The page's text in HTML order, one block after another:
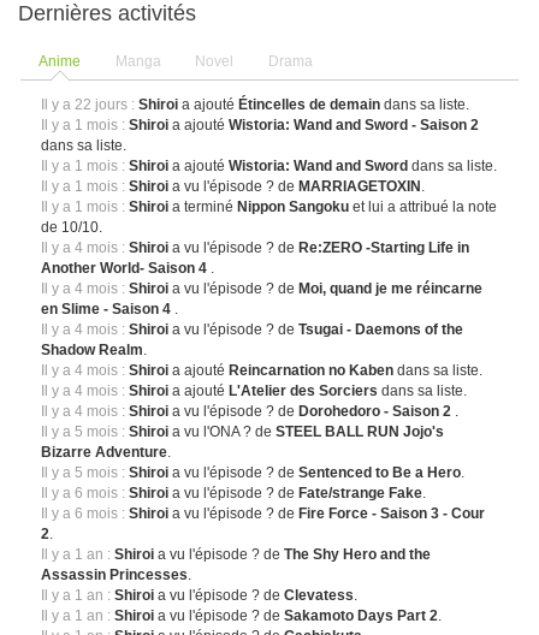
Dernières activités
Anime Manga Novel Drama
Il y a 22 jours : Shiroi a ajouté Étincelles de demain dans sa liste.
Il y a 1 mois : Shiroi a ajoutéWistoria: Wand and Sword - Saison 2
dans sa liste.
Il y a 1 mois : Shiroi a ajoutéWistoria: Wand and Sworddans sa liste.
Il y a 1 mois : Shiroi a vu l'épisode ? de MARRIAGETOXIN .
Il y a 1 mois : Shiroi a terminé Nippon Sangoku et lui a attribué la note
de 10/10.
Il y a 4 mois : Shiroi a vu l'épisode ? de Re:ZERO -Starting Life in
Another World- Saison 4 .
Il y a 4 mois : Shiroi a vu l'épisode ? de Moi, quand je me réincarne
en Slime - Saison 4 .
Il y a 4 mois : Shiroi a vu l'épisode ? deTsugai - Daemons of the
Shadow Realm.
Il y a 4 mois : Shiroi a ajouté Reincarnation no Kaben dans sa liste.
Il y a 4 mois : Shiroi a ajouté L'Atelier des Sorciers dans sa liste.
Il y a 4 mois : Shiroi a vu l'épisode ? de Dorohedoro - Saison 2 .
Il y a 5 mois : Shiroi a vu l'ONA ? deSTEEL BALL RUN Jojo's
Bizarre Adventure.
Il y a 5 mois : Shiroi a vu l'épisode ? deSentenced to Be a Hero.
Il y a 6 mois : Shiroi a vu l'épisode ? de Fate/strange Fake.
Il y a 6 mois : Shiroi a vu l'épisode ? de Fire Force - Saison 3 - Cour
2.
Il y a 1 an : Shiroi a vu l'épisode ? deThe Shy Hero and the
Assassin Princesses.
Il y a 1 an : Shiroi a vu l'épisode ? deClevatess.
Il y a 1 an : Shiroi a vu l'épisode ? deSakamoto Days Part 2.